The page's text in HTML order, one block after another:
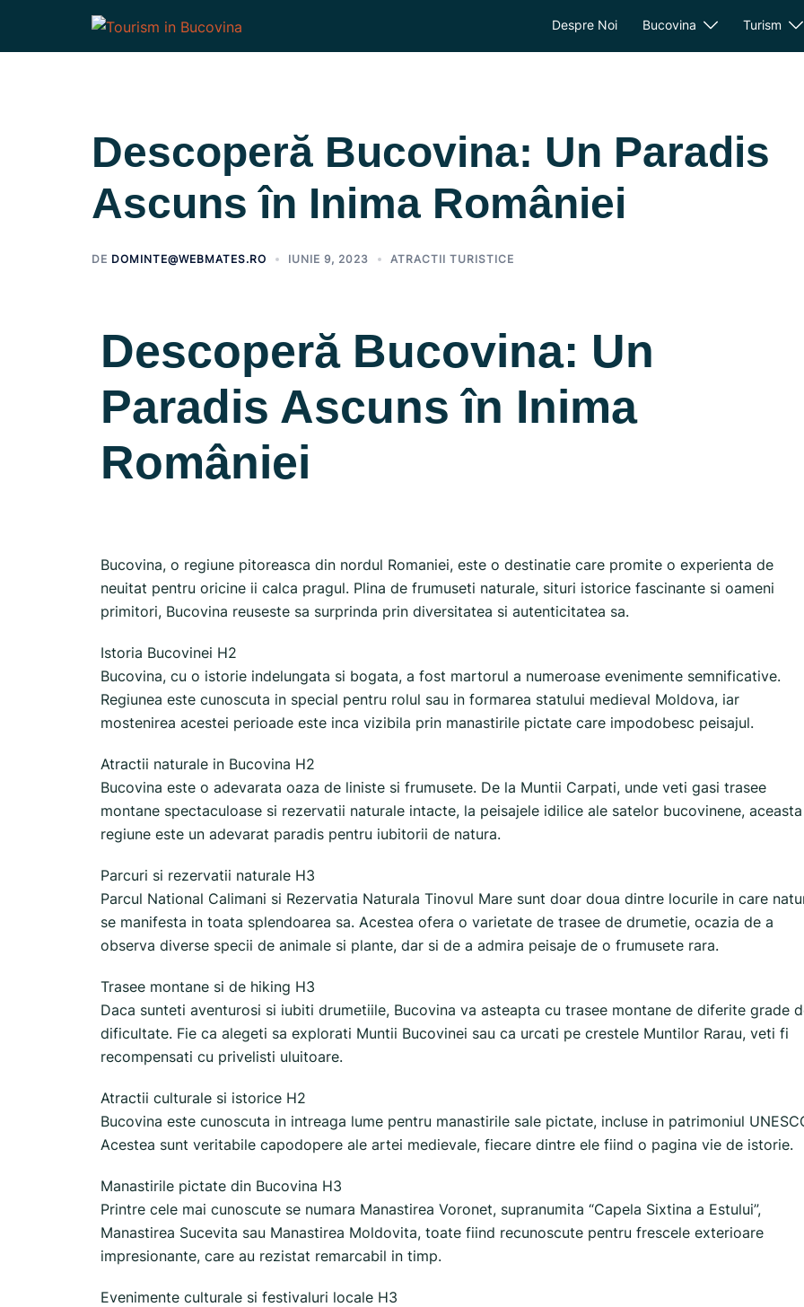
Despre Noi Bucovina Turism
Descoperă Bucovina: Un Paradis
Ascuns în Inima României
DE DOMINTE@WEBMATES.RO IUNIE 9, 2023 ATRACTII TURISTICE
Descoperă Bucovina: Un
Paradis Ascuns în Inima
României
Bucovina, o regiune pitoreasca din nordul Romaniei, este o destinatie care promite o experienta de
neuitat pentru oricine ii calca pragul. Plina de frumuseti naturale, situri istorice fascinante si oameni
primitori, Bucovina reuseste sa surprinda prin diversitatea si autenticitatea sa.
Istoria Bucovinei H2
Bucovina, cu o istorie indelungata si bogata, a fost martorul a numeroase evenimente semnificative.
Regiunea este cunoscuta in special pentru rolul sau in formarea statului medieval Moldova, iar
mostenirea acestei perioade este inca vizibila prin manastirile pictate care impodobesc peisajul.
Atractii naturale in Bucovina H2
Bucovina este o adevarata oaza de liniste si frumusete. De la Muntii Carpati, unde veti gasi trasee
montane spectaculoase si rezervatii naturale intacte, la peisajele idilice ale satelor bucovinene, aceasta
regiune este un adevarat paradis pentru iubitorii de natura.
Parcuri si rezervatii naturale H3
Parcul National Calimani si Rezervatia Naturala Tinovul Mare sunt doar doua dintre locurile in care
se manifesta in toata splendoarea sa. Acestea ofera o varietate de trasee de drumetie, ocazia de a
observa diverse specii de animale si plante, dar si de a admira peisaje de o frumusete rara.
Trasee montane si de hiking H3
Daca sunteti aventurosi si iubiti drumetiile, Bucovina va asteapta cu trasee montane de diferite grade
dificultate. Fie ca alegeti sa explorati Muntii Bucovinei sau ca urcati pe crestele Muntilor Rarau, veti fi
recompensati cu privelisti uluitoare.
Atractii culturale si istorice H2
Bucovina este cunoscuta in intreaga lume pentru manastirile sale pictate, incluse in patrimoniul
Acestea sunt veritabile capodopere ale artei medievale, fiecare dintre ele fiind o pagina vie de istorie.
Manastirile pictate din Bucovina H3
Printre cele mai cunoscute se numara Manastirea Voronet, supranumita “Capela Sixtina a Estului”,
Manastirea Sucevita sau Manastirea Moldovita, toate fiind recunoscute pentru frescele exterioare
impresionante, care au rezistat remarcabil in timp.
Evenimente culturale si festivaluri locale H3